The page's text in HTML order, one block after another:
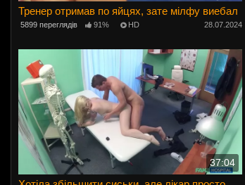
Тренер отримав по яйцях, зате мілфу виебал
5899 переглядів 91% HD 28.07.2024
37:04